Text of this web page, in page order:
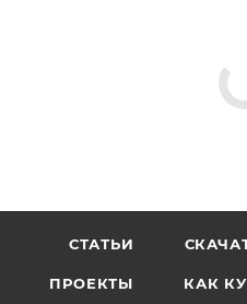
Высокая степень
СТАТЬИ
ПРОЕКТЫ КАК